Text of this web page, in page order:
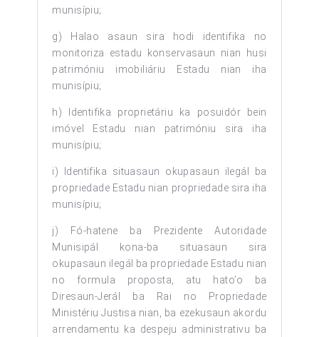
munisípiu;
g) Halao asaun sira hodi identifika no
monitoriza estadu konservasaun nian husi
patrimóniu imobiliáriu Estadu nian iha
munisípiu;
h) Identifika proprietáriu ka posuidór bein
imóvel Estadu nian patrimóniu sira iha
munisípiu;
i) Identifika situasaun okupasaun ilegál ba
propriedade Estadu nian propriedade sira iha
munisípiu;
j) Fó-hatene ba Prezidente Autoridade
Munisipál kona-ba situasaun sira
okupasaun ilegál ba propriedade Estadu nian
no formula proposta, atu hato’o ba
Diresaun-Jerál ba Rai no Propriedade
Ministériu Justisa nian, ba ezekusaun akordu
arrendamentu ka despeju administrativu ba